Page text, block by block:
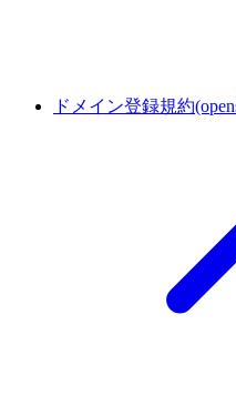
ドメイン登録規約